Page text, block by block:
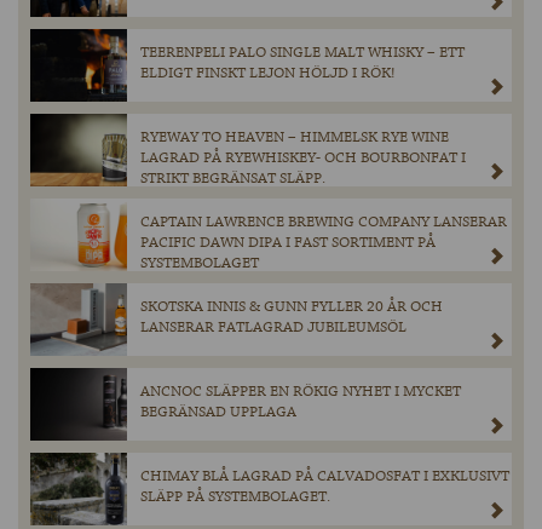
TEERENPELI PALO SINGLE MALT WHISKY – ETT
ELDIGT FINSKT LEJON HÖLJD I RÖK!
RYEWAY TO HEAVEN – HIMMELSK RYE WINE
LAGRAD PÅ RYEWHISKEY- OCH BOURBONFAT I
STRIKT BEGRÄNSAT SLÄPP.
CAPTAIN LAWRENCE BREWING COMPANY LANSERAR
PACIFIC DAWN DIPA I FAST SORTIMENT PÅ
SYSTEMBOLAGET
SKOTSKA INNIS & GUNN FYLLER 20 ÅR OCH
LANSERAR FATLAGRAD JUBILEUMSÖL
ANCNOC SLÄPPER EN RÖKIG NYHET I MYCKET
BEGRÄNSAD UPPLAGA
CHIMAY BLÅ LAGRAD PÅ CALVADOSFAT I EXKLUSIVT
SLÄPP PÅ SYSTEMBOLAGET.